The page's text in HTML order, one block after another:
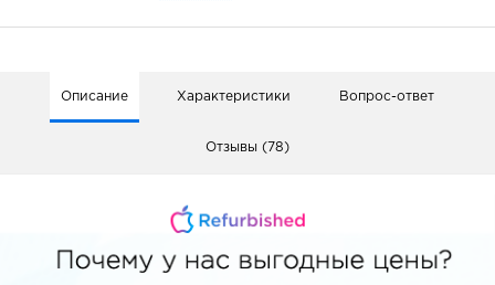
Описание Характеристики Вопрос-ответ
Отзывы (78)